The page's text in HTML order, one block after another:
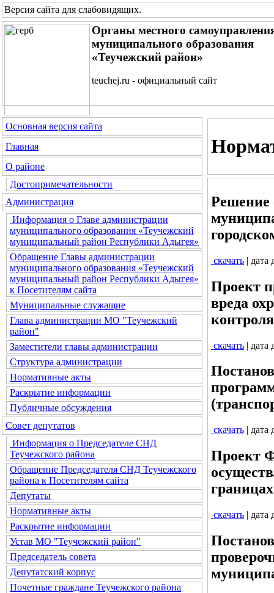
Версия сайта для слабовидящих.
Органы местного
муниципального образования
«Теучежский район»
teuchej.ru - официальный сайт
Основная версия сайта
Главная
О районе
Достопримечательности
Администрация
Информация о Главе администрации
муниципального образования «Теучежский
муниципальный район Республики Адыгея»
Обращение Главы администрации
муниципального образования «Теучежский
муниципальный район Республики Адыгея»
к Посетителям сайта
Муниципальные служащие
Глава администрации МО "Теучежский
район"
Заместители главы администрации
Структура администрации
Нормативные акты
Раскрытие информации
Публичные обсуждения
Совет депутатов
Информация о Председателе СНД
Теучежского района
Обращение Председателя СНД Теучежского
района к Посетителям сайта
Депутаты
Нормативные акты
Раскрытие информации
Устав МО "Теучежский район"
Председатель совета
Депутатский корпус
Почетные граждане Теучежского района
Решение
скачать | дата
Проект
вреда
скачать | дата
скачать | дата
Проект
скачать | дата